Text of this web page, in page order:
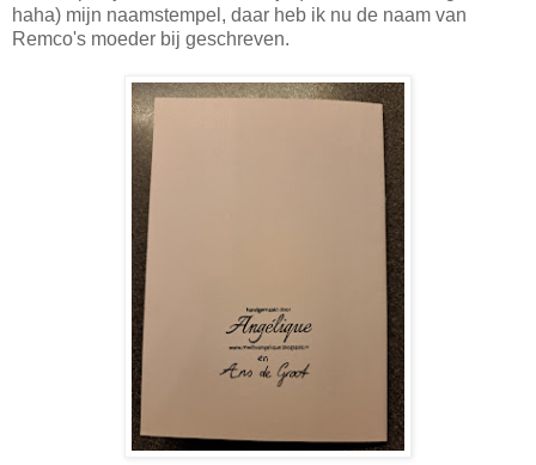
haha) mijn naamstempel, daar heb ik nu de naam van
Remco's moeder bij geschreven.